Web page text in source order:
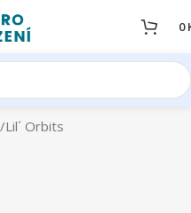
0
Lil´ Orbits